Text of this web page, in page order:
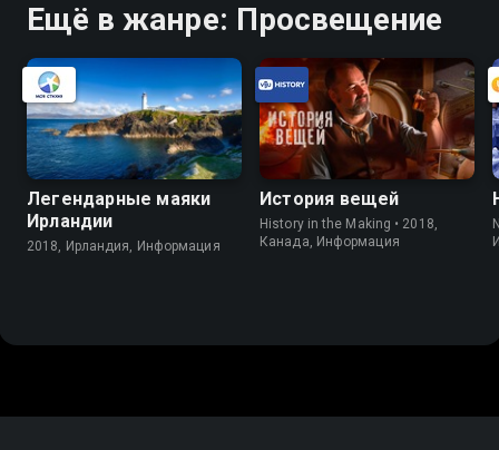
Ещё в жанре: Просвещение
Легендарные маяки
Ирландии
2018, Ирландия, Информация
История вещей
History in the Making • 2018,
Канада, Информация